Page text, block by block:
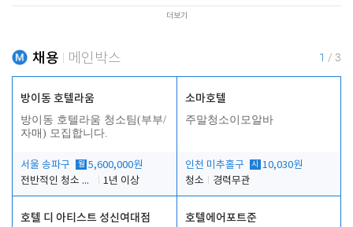
더보기
채용 메인박스 1 / 3
방이동 호텔라움
방이동 호텔라움 청소팀(부부/
자매) 모집합니다.
서울 송파구 월 5,600,000원
전반적인 청소 업무(객실청소.객실정리)
1년 이상
소마호텔
주말청소이모알바
인천 미추홀구 시
10,030원
청소
경력무관
호텔 디 아티스트 성신여대점 호텔에어포트준